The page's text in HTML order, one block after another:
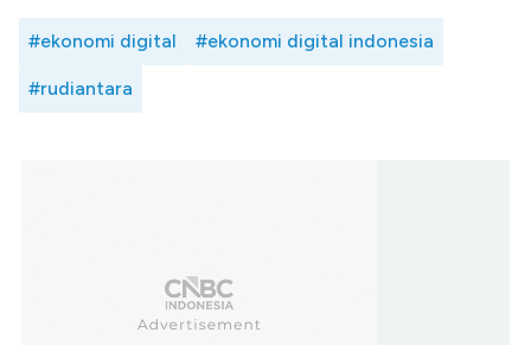
#ekonomi digital #ekonomi digital indonesia
#rudiantara